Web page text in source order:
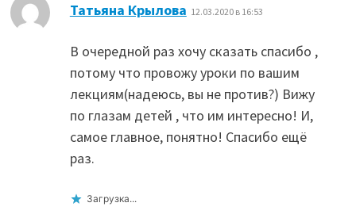
Татьяна Крылова 12.03.2020 в 16:53
В очередной раз хочу сказать спасибо ,
потому что провожу уроки по вашим
лекциям(надеюсь, вы не против?) Вижу
по глазам детей , что им интересно! И,
самое главное, понятно! Спасибо ещё
раз.
Загрузка...